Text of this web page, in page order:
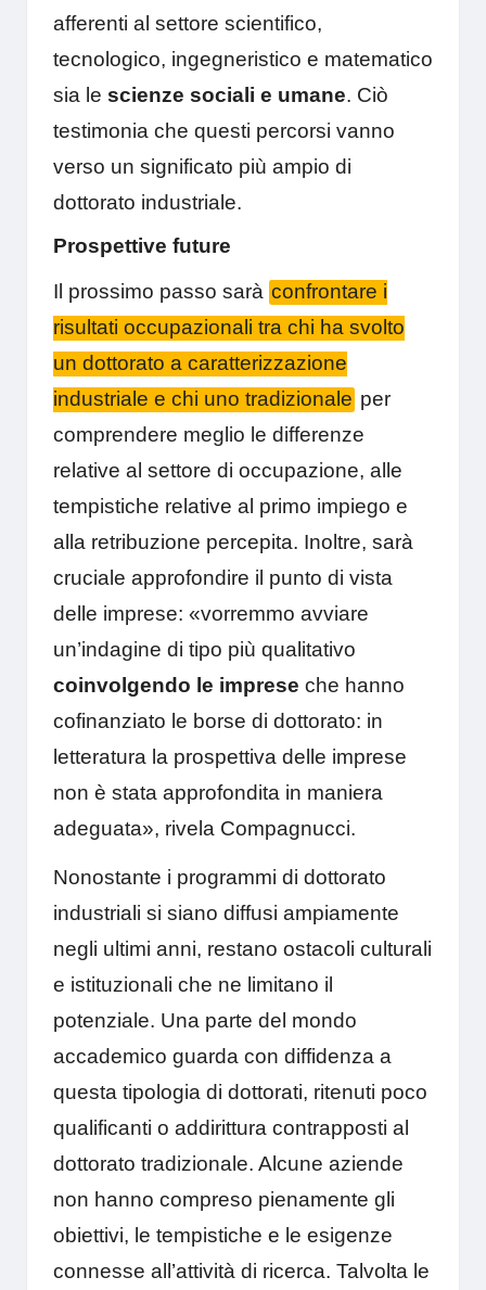
afferenti al settore scientifico,
tecnologico, ingegneristico e matematico
sia le scienze sociali e umane. Ciò
testimonia che questi percorsi vanno
verso un significato più ampio di
dottorato industriale.
Prospettive future
Il prossimo passo sarà confrontare i
risultati occupazionali tra chi ha svolto
un dottorato a caratterizzazione
industriale e chi uno tradizionale per
comprendere meglio le differenze
relative al settore di occupazione, alle
tempistiche relative al primo impiego e
alla retribuzione percepita. Inoltre, sarà
cruciale approfondire il punto di vista
delle imprese: «vorremmo avviare
un’indagine di tipo più qualitativo
coinvolgendo le imprese che hanno
cofinanziato le borse di dottorato: in
letteratura la prospettiva delle imprese
non è stata approfondita in maniera
adeguata», rivela Compagnucci.
Nonostante i programmi di dottorato
industriali si siano diffusi ampiamente
negli ultimi anni, restano ostacoli culturali
e istituzionali che ne limitano il
potenziale. Una parte del mondo
accademico guarda con diffidenza a
questa tipologia di dottorati, ritenuti poco
qualificanti o addirittura contrapposti al
dottorato tradizionale. Alcune aziende
non hanno compreso pienamente gli
obiettivi, le tempistiche e le esigenze
connesse all’attività di ricerca. Talvolta le